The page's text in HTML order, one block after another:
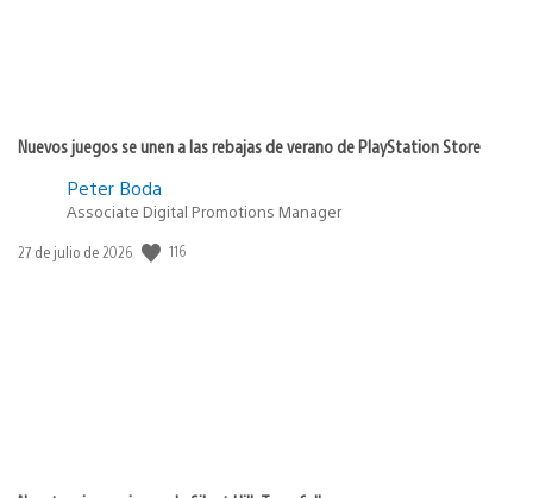
Nuevos juegos se unen a las rebajas de verano de PlayStation Store
Peter Boda
Associate Digital Promotions Manager
Fecha
27 de julio de 2026 116